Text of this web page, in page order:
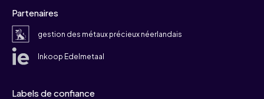
Partenaires
gestion des métaux précieux néerlandais
Inkoop Edelmetaal
Labels de confiance